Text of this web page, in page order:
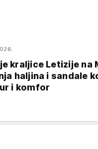
kraljice Letizije na
haljina i sandale
i komfor